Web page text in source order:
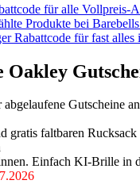
Oakley
Gutscheine
gratis faltbaren Rucksack
Einfach KI-Brille in